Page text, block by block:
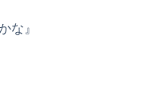
な』